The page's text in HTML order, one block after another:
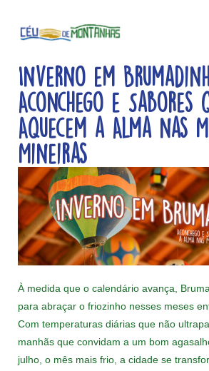
Inverno em
Aconchego e Sabores
Aquecem a Alma nas
Mineiras
À medida que o calendário avança,
para abraçar o friozinho nesses meses
Com temperaturas diárias que não
manhãs que convidam a um bom
julho, o mês mais frio, a cidade se